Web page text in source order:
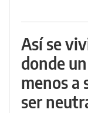
Así se
donde
menos a
ser